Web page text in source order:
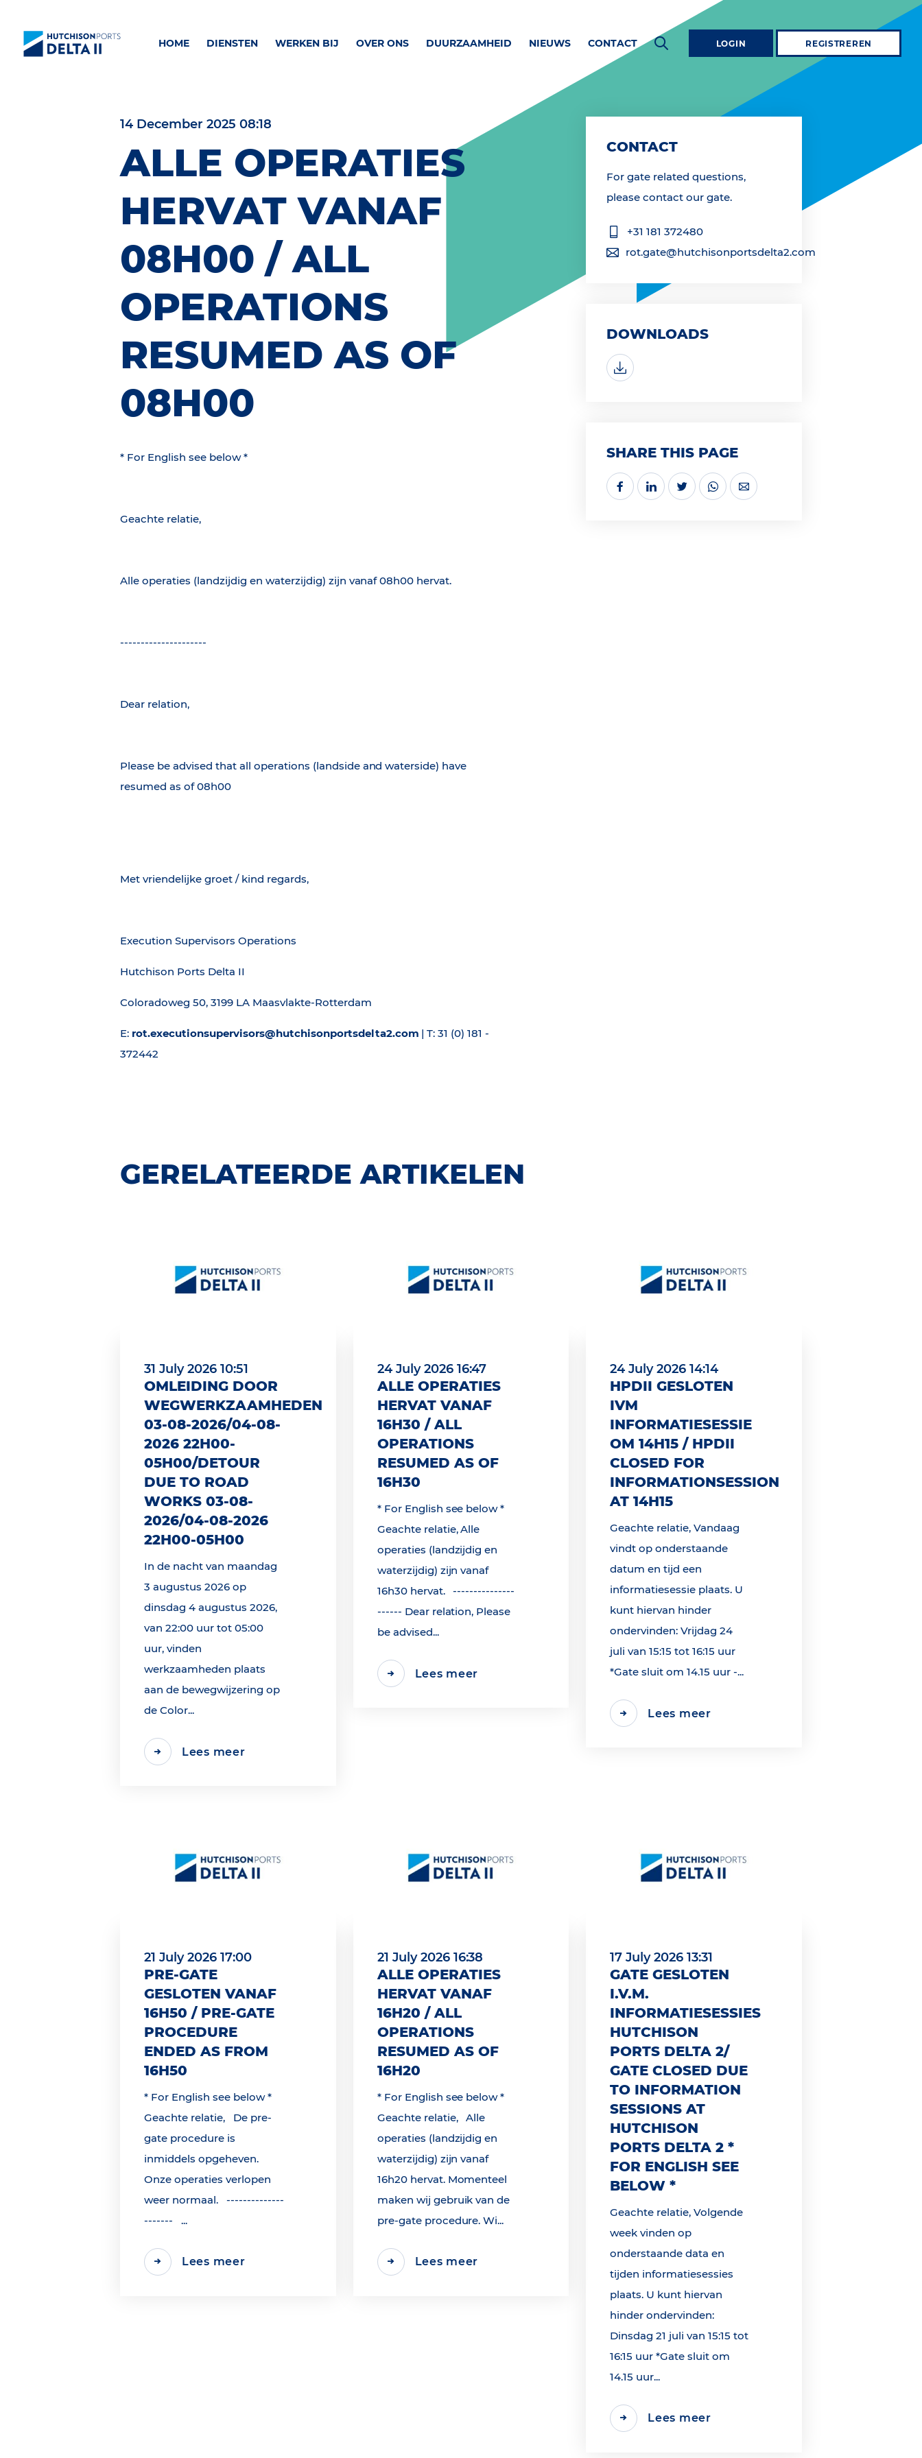
HOME DIENSTEN WERKEN BIJ OVER ONS DUURZAAMHEID NIEUWS CONTACT LOGIN REGISTREREN
14 December 2025 08:18
ALLE OPERATIES
HERVAT VANAF
08H00 / ALL
OPERATIONS
RESUMED AS OF
08H00
* For English see below *
Geachte relatie,
Alle operaties (landzijdig en waterzijdig) zijn vanaf 08h00 hervat.
---------------------
Dear relation,
Please be advised that all operations (landside and waterside) have
resumed as of 08h00
Met vriendelijke groet / kind regards,
Execution Supervisors Operations
Hutchison Ports Delta II
Coloradoweg 50, 3199 LA Maasvlakte-Rotterdam
E: rot.executionsupervisors@hutchisonportsdelta2.com | T: 31 (0) 181 -
372442
CONTACT
For gate related questions,
please contact our gate.
+31 181 372480
rot.gate@hutchisonportsdelta2.com
DOWNLOADS
SHARE THIS PAGE
GERELATEERDE ARTIKELEN
31 July 2026 10:51
OMLEIDING DOOR
WEGWERKZAAMHEDEN
03-08-2026/04-08-
2026 22H00-
05H00/DETOUR
DUE TO ROAD
WORKS 03-08-
2026/04-08-2026
22H00-05H00
In de nacht van maandag
3 augustus 2026 op
dinsdag 4 augustus 2026,
van 22:00 uur tot 05:00
uur, vinden
werkzaamheden plaats
aan de bewegwijzering op
de Color...
Lees meer
24 July 2026 16:47
ALLE OPERATIES
HERVAT VANAF
16H30 / ALL
OPERATIONS
RESUMED AS OF
16H30
* For English see below *
Geachte relatie, Alle
operaties (landzijdig en
waterzijdig) zijn vanaf
16h30 hervat. ---------------
------ Dear relation, Please
be advised...
Lees meer
24 July 2026 14:14
HPDII GESLOTEN
IVM
INFORMATIESESSIE
OM 14H15 / HPDII
CLOSED FOR
INFORMATIONSESSION
AT 14H15
Geachte relatie, Vandaag
vindt op onderstaande
datum en tijd een
informatiesessie plaats. U
kunt hiervan hinder
ondervinden: Vrijdag 24
juli van 15:15 tot 16:15 uur
*Gate sluit om 14.15 uur -...
Lees meer
21 July 2026 17:00
PRE-GATE
GESLOTEN VANAF
16H50 / PRE-GATE
PROCEDURE
ENDED AS FROM
16H50
* For English see below *
Geachte relatie, De pre-
gate procedure is
inmiddels opgeheven.
Onze operaties verlopen
weer normaal. --------------
------- ...
Lees meer
21 July 2026 16:38
ALLE OPERATIES
HERVAT VANAF
16H20 / ALL
OPERATIONS
RESUMED AS OF
16H20
* For English see below *
Geachte relatie, Alle
operaties (landzijdig en
waterzijdig) zijn vanaf
16h20 hervat. Momenteel
maken wij gebruik van de
pre-gate procedure. Wi...
Lees meer
17 July 2026 13:31
GATE GESLOTEN
I.V.M.
INFORMATIESESSIES
HUTCHISON
PORTS DELTA 2/
GATE CLOSED DUE
TO INFORMATION
SESSIONS AT
HUTCHISON
PORTS DELTA 2 *
FOR ENGLISH SEE
BELOW *
Geachte relatie, Volgende
week vinden op
onderstaande data en
tijden informatiesessies
plaats. U kunt hiervan
hinder ondervinden:
Dinsdag 21 juli van 15:15 tot
16:15 uur *Gate sluit om
14.15 uur...
Lees meer